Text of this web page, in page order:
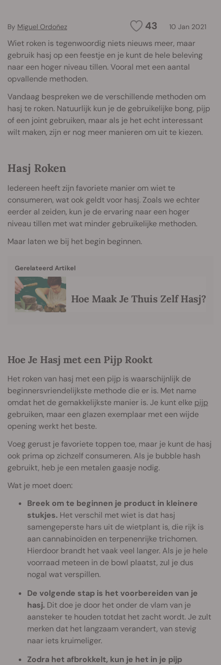
43 10 Jan 2021
By Miguel Ordoñez
Wiet roken is tegenwoordig niets nieuws meer, maar
gebruik hasj op een feestje en je kunt de hele beleving
naar een hoger niveau tillen. Vooral met een aantal
opvallende methoden.
Vandaag bespreken we de verschillende methoden om
hasj te roken. Natuurlijk kun je de gebruikelijke bong, pijp
of een joint gebruiken, maar als je het echt interessant
wilt maken, zijn er nog meer manieren om uit te kiezen.
Hasj Roken
Iedereen heeft zijn favoriete manier om wiet te
consumeren, wat ook geldt voor hasj. Zoals we echter
eerder al zeiden, kun je de ervaring naar een hoger
niveau tillen met wat minder gebruikelijke methoden.
Maar laten we bij het begin beginnen.
Gerelateerd Artikel
Hoe Maak Je Thuis Zelf Hasj?
Hoe Je Hasj met een Pijp Rookt
Het roken van hasj met een pijp is waarschijnlijk de
beginnersvriendelijkste methode die er is. Met name
omdat het de gemakkelijkste manier is. Je kunt elke pijp
gebruiken, maar een glazen exemplaar met een wijde
opening werkt het beste.
Voeg gerust je favoriete toppen toe, maar je kunt de hasj
ook prima op zichzelf consumeren. Als je bubble hash
gebruikt, heb je een metalen gaasje nodig.
Wat je moet doen:
Breek om te beginnen je product in kleinere
stukjes. Het verschil met wiet is dat hasj
samengeperste hars uit de wietplant is, die rijk is
aan cannabinoïden en terpenenrijke trichomen.
Hierdoor brandt het vaak veel langer. Als je je hele
voorraad meteen in de bowl plaatst, zul je dus
nogal wat verspillen.
De volgende stap is het voorbereiden van je
hasj. Dit doe je door het onder de vlam van je
aansteker te houden totdat het zacht wordt. Je zult
merken dat het langzaam verandert, van stevig
naar iets kruimeliger.
Zodra het afbrokkelt, kun je het in je pijp